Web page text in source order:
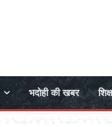
भदोही की खबर